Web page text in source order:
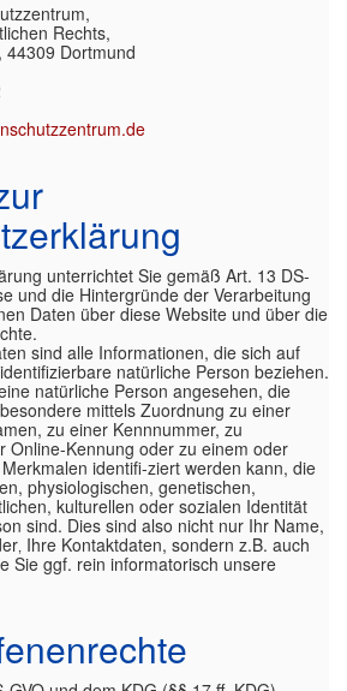
Rechts,
44309 Dortmund
unterrichtet Sie gemäß Art. 13 DS-
und die Hintergründe der Verarbeitung
Daten über diese Website und über die
sind alle Informationen, die sich auf
natürliche Person beziehen.
natürliche Person angesehen, die
mittels Zuordnung zu einer
zu einer Kennnummer, zu
Online-Kennung oder zu einem oder
identifi-ziert werden kann, die
physiologischen, genetischen,
kulturellen oder sozialen Identität
sind. Dies sind also nicht nur Ihr Name,
Ihre Kontaktdaten, sondern z.B. auch
Sie ggf. rein informatorisch unsere